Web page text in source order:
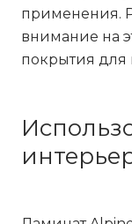
применения.
внимание на
покрытия для